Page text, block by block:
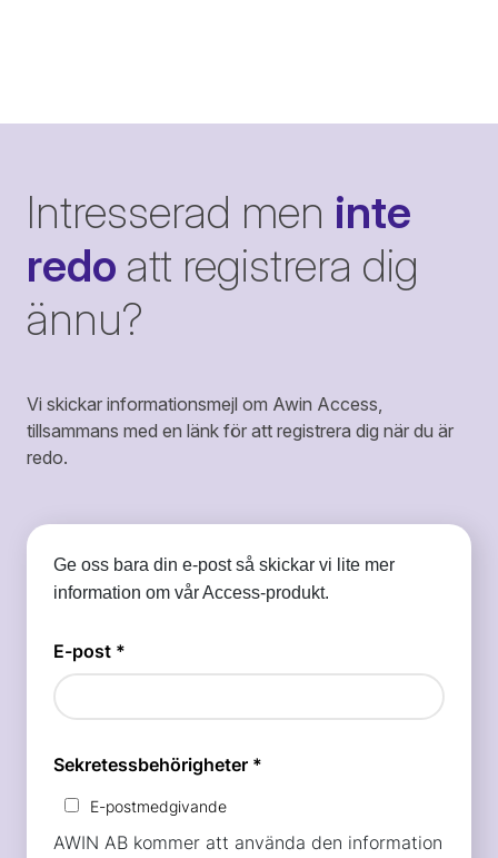
Intresserad men inte
redo att registrera dig
ännu?
Vi skickar informationsmejl om Awin Access,
tillsammans med en länk för att registrera dig när du är
redo.